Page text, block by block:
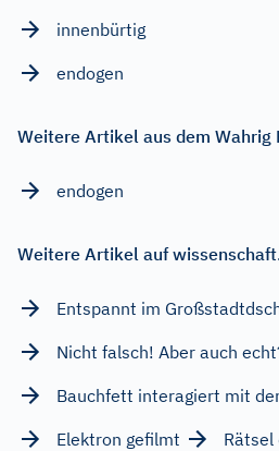
innenbürtig
endogen
Weitere Artikel aus dem
endogen
Weitere Artikel auf
Entspannt im
Nicht falsch! Aber auch
Bauchfett interagiert mit
Elektron gefilmt
Rätsel